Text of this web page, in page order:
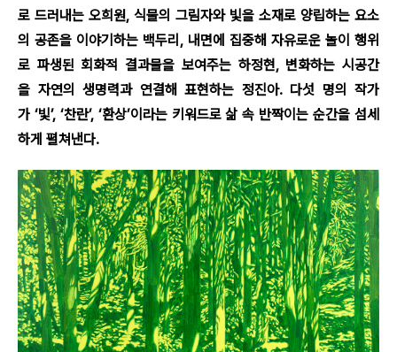
로 드러내는 오희원, 식물의 그림자와 빛을 소재로 양립하는 요소
의 공존을 이야기하는 백두리, 내면에 집중해 자유로운 놀이 행위
로 파생된 회화적 결과물을 보여주는 하정현, 변화하는 시공간
을 자연의 생명력과 연결해 표현하는 정진아. 다섯 명의 작가
가 ‘빛’, ‘찬란’, ‘환상’이라는 키워드로 삶 속 반짝이는 순간을 섬세
하게 펼쳐낸다.